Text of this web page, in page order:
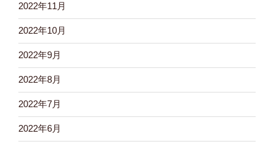
2022年11月
2022年10月
2022年9月
2022年8月
2022年7月
2022年6月